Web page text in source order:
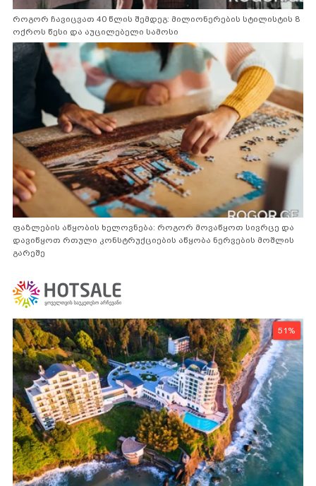
როგორ ჩავიცვათ 40 წლის შემდეგ: მილიონერების სტილისტის 8
ოქროს წესი და აუცილებელი სამოსი
ფაზლების აწყობის ხელოვნება: როგორ მოვაწყოთ სივრცე და
დავიწყოთ რთული კონსტრუქციების აწყობა ნერვების მოშლის
გარეშე
51%